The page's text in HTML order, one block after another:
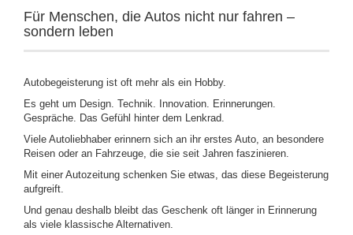
Für Menschen, die Autos nicht nur fahren –
sondern leben
Autobegeisterung ist oft mehr als ein Hobby.
Es geht um Design. Technik. Innovation. Erinnerungen.
Gespräche. Das Gefühl hinter dem Lenkrad.
Viele Autoliebhaber erinnern sich an ihr erstes Auto, an besondere
Reisen oder an Fahrzeuge, die sie seit Jahren faszinieren.
Mit einer Autozeitung schenken Sie etwas, das diese Begeisterung
aufgreift.
Und genau deshalb bleibt das Geschenk oft länger in Erinnerung
als viele klassische Alternativen.